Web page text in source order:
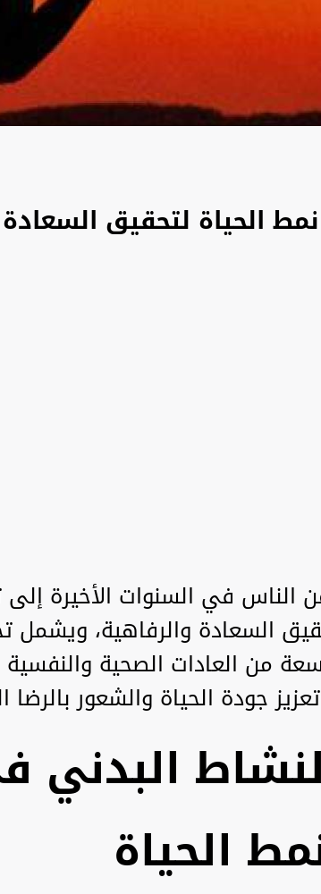
الحياة لتحقيق
الناس في السنوات الأخيرة
السعادة والرفاهية، ويشمل
من العادات الصحية والنفسية
جودة الحياة والشعور
البدني
الحياة